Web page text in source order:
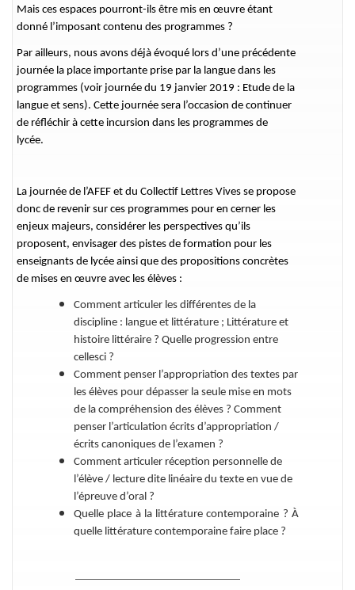
Mais ces espaces pourront-ils être mis en œuvre étant
donné l’imposant contenu des programmes ?
Par ailleurs, nous avons déjà évoqué lors d’une précédente
journée la place importante prise par la langue dans les
programmes (voir journée du 19 janvier 2019 : Etude de la
langue et sens). Cette journée sera l’occasion de continuer
de réfléchir à cette incursion dans les programmes de
lycée.
La journée de l’AFEF et du Collectif Lettres Vives se propose
donc de revenir sur ces programmes pour en cerner les
enjeux majeurs, considérer les perspectives qu’ils
proposent, envisager des pistes de formation pour les
enseignants de lycée ainsi que des propositions concrètes
de mises en œuvre avec les élèves :
Comment articuler les différentes de la
discipline : langue et littérature ; Littérature et
histoire littéraire ? Quelle progression entre
cellesci ?
Comment penser l’appropriation des textes par
les élèves pour dépasser la seule mise en mots
de la compréhension des élèves ? Comment
penser l’articulation écrits d’appropriation /
écrits canoniques de l’examen ?
Comment articuler réception personnelle de
l’élève / lecture dite linéaire du texte en vue de
l’épreuve d’oral ?
Quelle place à la littérature contemporaine ? À
quelle littérature contemporaine faire place ?